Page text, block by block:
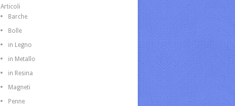
Articoli
Barche
Bolle
in Legno
in Metallo
in Resina
Magneti
Penne